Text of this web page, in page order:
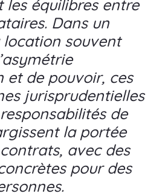
les équilibres entre
Dans un
location souvent
et de pouvoir, ces
jurisprudentielles
de
la portée
avec des
pour des